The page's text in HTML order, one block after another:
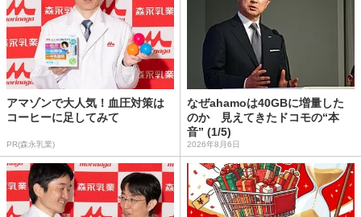
アマゾンで大人気！血圧対策は
コーヒーに足してみて
PR(森永乳業)
なぜahamoは40GBに増量した
のか 見えてきたドコモの“本
音” (1/5)
2026年8月6日